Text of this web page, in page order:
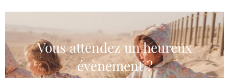
Vous attendez un heureux
évènement ?